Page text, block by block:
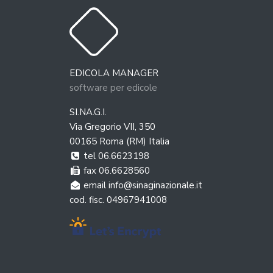
EDICOLA MANAGER
software per edicole
SI.NA.G.I.
Via Gregorio VII, 350
00165 Roma (RM) Italia
tel 06.6623198
fax 06.6628560
email info@sinaginazionale.it
cod. fisc. 04967941008
AGOSTO 2026
MER GIO VEN SAB
6
12 13 14
19 20 21
26 27 28